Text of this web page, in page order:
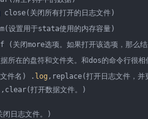
close(关闭所有打开的日志文件)
设置用于stata使用的内存容量)
(关闭more选项。如果打开该选项，那么结
所在的盘符和文件夹。和dos的命令行很相
件名) . log ,replace(打开日志文件，并
打开数据文件。)
日志文件。)